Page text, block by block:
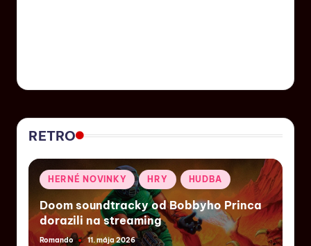
RETRO
HERNÉ NOVINKY HRY HUDBA
Doom soundtracky od Bobbyho Princa
dorazili na streaming
Romando 11. mája 2026